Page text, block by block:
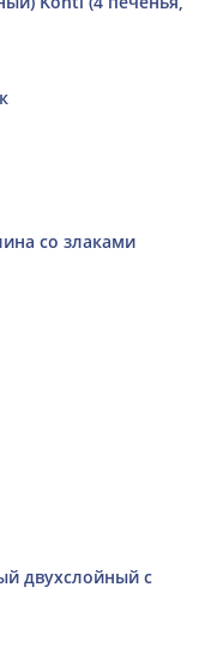
со злаками
двухслойный с